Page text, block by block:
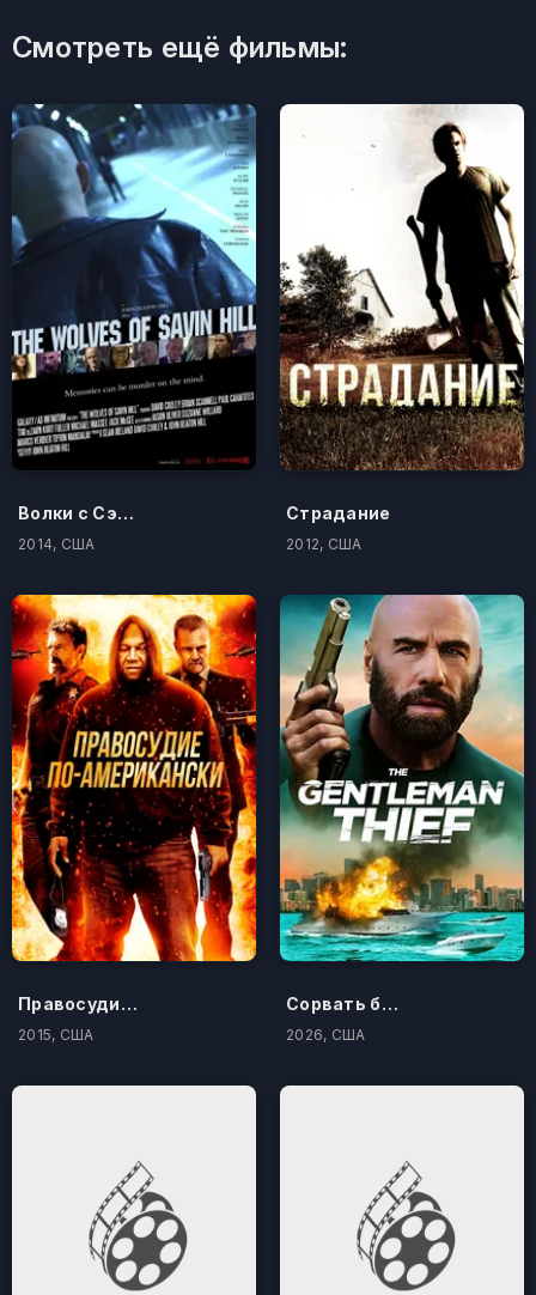
Смотреть ещё фильмы:
Волки с Сэйвин-Хилл
2014, США
Страдание
2012, США
Правосудие по-американски
2015, США
Сорвать банк 3: Вор-джентльмен
2026, США